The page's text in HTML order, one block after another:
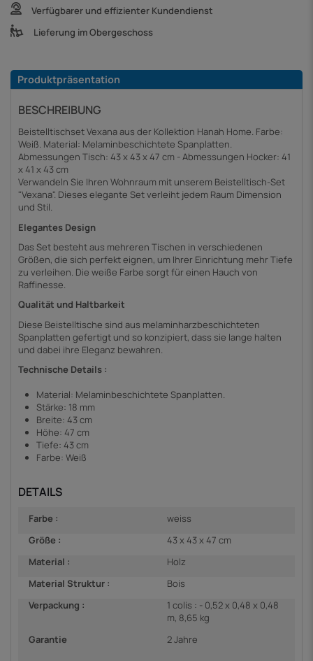
Verfügbarer und effizienter Kundendienst
Lieferung im Obergeschoss
Produktpräsentation
BESCHREIBUNG
Beistelltischset Vexana aus der Kollektion Hanah Home. Farbe:
Weiß. Material: Melaminbeschichtete Spanplatten.
Abmessungen Tisch: 43 x 43 x 47 cm - Abmessungen Hocker: 41
x 41 x 43 cm
Verwandeln Sie Ihren Wohnraum mit unserem Beistelltisch-Set
"Vexana". Dieses elegante Set verleiht jedem Raum Dimension
und Stil.
Elegantes Design
Das Set besteht aus mehreren Tischen in verschiedenen
Größen, die sich perfekt eignen, um Ihrer Einrichtung mehr Tiefe
zu verleihen. Die weiße Farbe sorgt für einen Hauch von
Raffinesse.
Qualität und Haltbarkeit
Diese Beistelltische sind aus melaminharzbeschichteten
Spanplatten gefertigt und so konzipiert, dass sie lange halten
und dabei ihre Eleganz bewahren.
Technische Details :
Material: Melaminbeschichtete Spanplatten.
Stärke: 18 mm
Breite: 43 cm
Höhe: 47 cm
Tiefe: 43 cm
Farbe: Weiß
DETAILS
Farbe :
weiss
Größe :
43 x 43 x 47 cm
Material :
Holz
Material Struktur :
Bois
Verpackung :
1 colis : - 0,52 x 0,48 x 0,48
m, 8,65 kg
Garantie
2 Jahre